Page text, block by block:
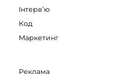
Інтервʼю
Код
Маркетинг
Реклама